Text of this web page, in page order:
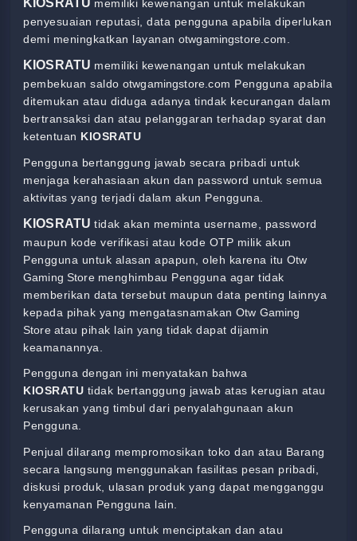
memiliki kewenangan untuk melakukan
penyesuaian reputasi, data pengguna apabila diperlukan
demi meningkatkan layanan otwgamingstore.com.
KIOSRATU memiliki kewenangan untuk melakukan
pembekuan saldo otwgamingstore.com Pengguna apabila
ditemukan atau diduga adanya tindak kecurangan dalam
bertransaksi dan atau pelanggaran terhadap syarat dan
ketentuan KIOSRATU
Pengguna bertanggung jawab secara pribadi untuk
menjaga kerahasiaan akun dan password untuk semua
aktivitas yang terjadi dalam akun Pengguna.
KIOSRATU tidak akan meminta username, password
maupun kode verifikasi atau kode OTP milik akun
Pengguna untuk alasan apapun, oleh karena itu Otw
Gaming Store menghimbau Pengguna agar tidak
memberikan data tersebut maupun data penting lainnya
kepada pihak yang mengatasnamakan Otw Gaming
Store atau pihak lain yang tidak dapat dijamin
keamanannya.
Pengguna dengan ini menyatakan bahwa
KIOSRATU tidak bertanggung jawab atas kerugian atau
kerusakan yang timbul dari penyalahgunaan akun
Pengguna.
Penjual dilarang mempromosikan toko dan atau Barang
secara langsung menggunakan fasilitas pesan pribadi,
diskusi produk, ulasan produk yang dapat mengganggu
kenyamanan Pengguna lain.
Pengguna dilarang untuk menciptakan dan atau